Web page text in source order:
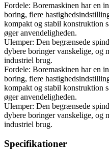
Fordele: Boremaskinen har en
boring, flere
kompakt og stabil konstruktion
øger anvendeligheden.
Ulemper: Den begrænsede
dybere boringer vanskelige, og
industriel brug.
Fordele: Boremaskinen har en
boring, flere
kompakt og stabil konstruktion
øger anvendeligheden.
Ulemper: Den begrænsede
dybere boringer vanskelige, og
industriel brug.
Specifikationer